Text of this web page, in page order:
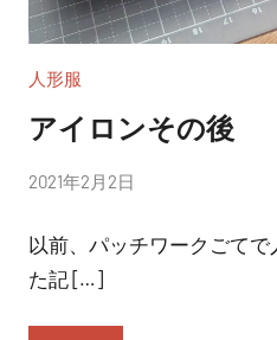
人形服
アイロンその後
投
者:
nitchom
2021年2月2日
以前、パッチワークごて
た記 […]